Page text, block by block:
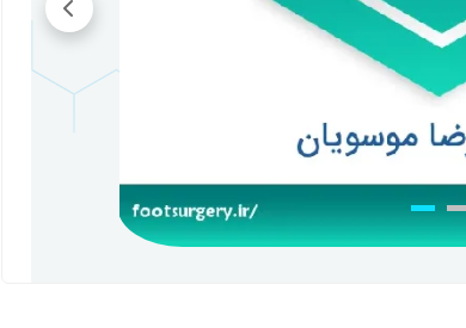
با سلام و احترام. بهمن ماه سال گذشته مچ پای مادرم(65ساله) دچار شکستگی شد که حدود یک ماه گچ بود
همچنان ورم دارد و درد می کند. حدود یک ماه پیش
و با دیدن عکس ام آر آی و آزمایش ایشان گفتن که دچار
خواهد شد(آزمایش روماتیسم نشان نداد). آیا راه
وجود ندارد؟ متشکرم